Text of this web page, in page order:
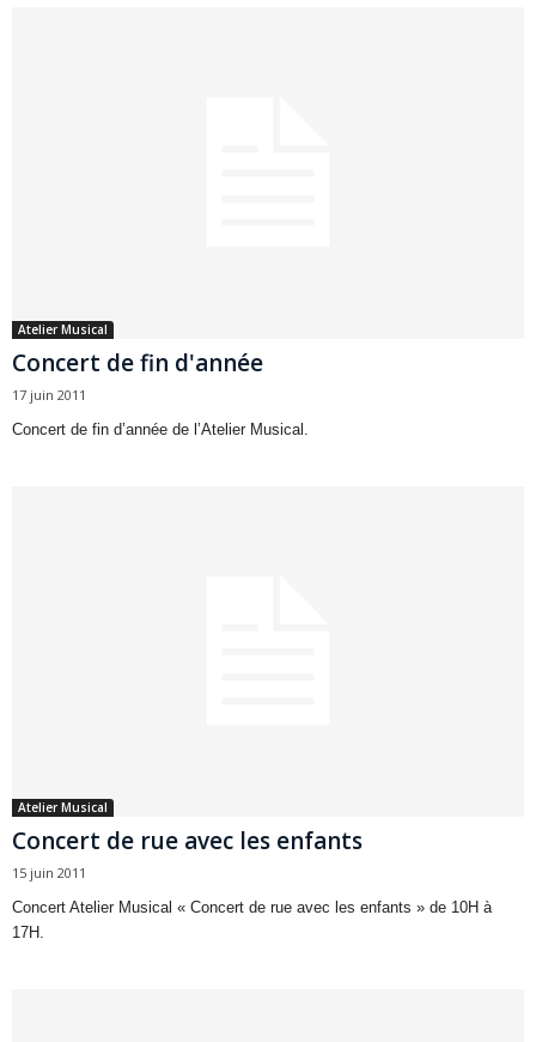
Atelier Musical
Concert de fin d'année
17 juin 2011
Concert de fin d’année de l’Atelier Musical.
Atelier Musical
Concert de rue avec les enfants
15 juin 2011
Concert Atelier Musical « Concert de rue avec les enfants » de 10H à
17H.